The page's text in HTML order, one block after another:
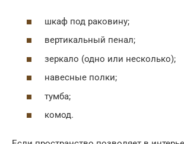
шкаф под раковину;
вертикальный пенал;
зеркало (одно или несколько);
навесные полки;
тумба;
комод.